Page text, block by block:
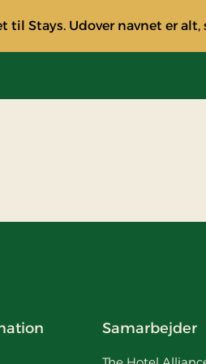
til Stays. Udover navnet er
Samarbejder